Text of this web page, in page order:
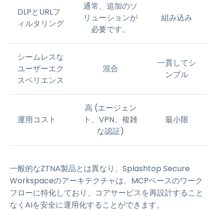
DLPとURLフ
ィルタリング
通常、追加のソ
リューションが
必要です。
組み込み
シームレスな
ユーザーエク
スペリエンス
混合
一貫してシ
ンプル
運用コスト
高 (エージェン
ト、VPN、複雑
な認証)
最小限
一般的なZTNA製品とは異なり、Splashtop Secure
Workspaceのアーキテクチャは、MCPベースのワーク
フローに特化しており、コアサービスを再設計すること
なくAIを安全に運用化することができます。